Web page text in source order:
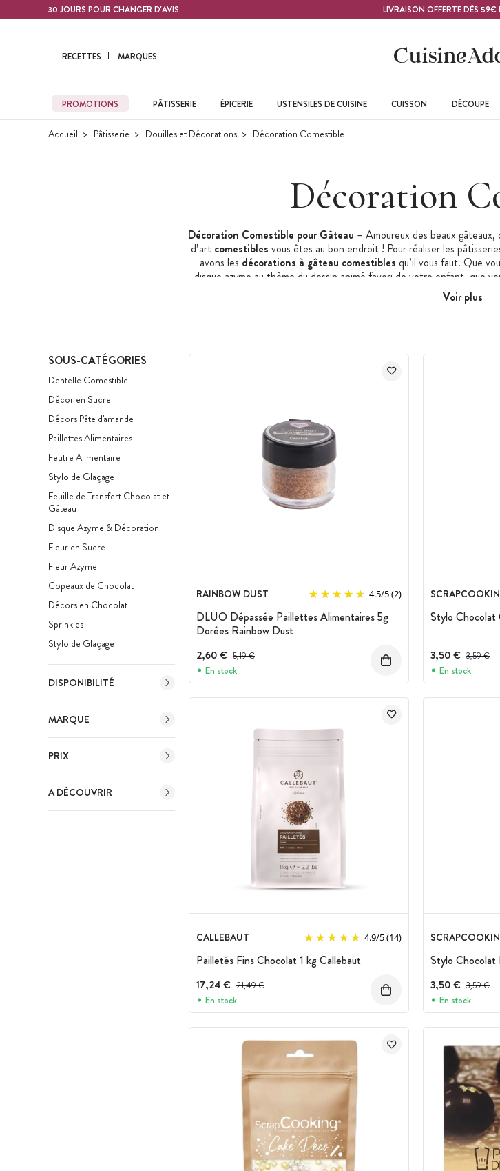
Contenu principal30 JOURS POUR CHANGER D'AVIS LIVRAISON OFFERTE DÈS
RECETTES MARQUES
PROMOTIONS PÂTISSERIE ÉPICERIE USTENSILES DE CUISINE CUISSON DÉCOUPE
Accueil Pâtisserie Douilles et Décorations Décoration Comestible
Décoration
Décoration Comestible pour Gâteau – Amoureux des beaux
d’art comestibles vous êtes au bon endroit ! Pour réaliser les
avons les décorations à gâteau comestibles qu’il vous faut. Que
disque azyme au thème du dessin animé favori de votre enfant, que
une baby shower, que vous soyez celui ou celle qui réalisera le
existe pour chacun
Voir plus
SOUS-CATÉGORIES
Dentelle Comestible
Décor en Sucre
Décors Pâte d'amande
Paillettes Alimentaires
Feutre Alimentaire
Stylo de Glaçage
Feuille de Transfert Chocolat et
Gâteau
Disque Azyme & Décoration
Fleur en Sucre
Fleur Azyme
Copeaux de Chocolat
Décors en Chocolat
Sprinkles
Stylo de Glaçage
DISPONIBILITÉ
MARQUE
PRIX
A DÉCOUVRIR
RAINBOW DUST 4.5/5(2)
DLUO Dépassée Paillettes Alimentaires 5g
Dorées Rainbow Dust
2,60 € Prix avant réduction :
5,19 €
En stock
Stylo Chocolat
3,50 € Prix avant
3,59 €
En stock
CALLEBAUT 4.9/5(14)
Pailletés Fins Chocolat 1 kg Callebaut
17,24 € Prix avant réduction :
21,49 €
En stock
Stylo Chocolat
3,50 € Prix avant
3,59 €
En stock